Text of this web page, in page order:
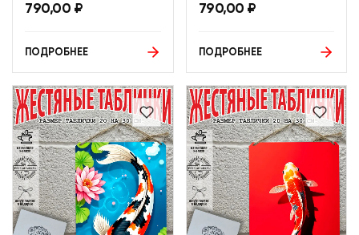
790,00 ₽
ПОДРОБНЕЕ
790,00 ₽
ПОДРОБНЕЕ